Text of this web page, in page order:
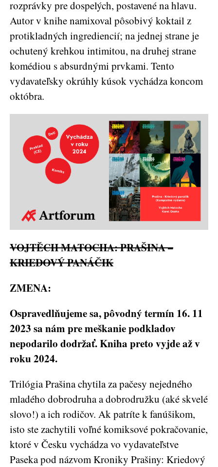
rozprávky pre dospelých, postavené na hlavu.
Autor v knihe namixoval pôsobivý koktail z
protikladných ingrediencií; na jednej strane je
ochutený krehkou intimitou, na druhej strane
komédiou s absurdnými prvkami. Tento
vydavateľsky okrúhly kúsok vychádza koncom
októbra.
VOJTĚCH MATOCHA: PRAŠINA –
KRIEDOVÝ PANÁČIK
ZMENA:
Ospravedlňujeme sa, pôvodný termín 16. 11
2023 sa nám pre meškanie podkladov
nepodarilo dodržať. Kniha preto vyjde až v
roku 2024.
Trilógia Prašina chytila za pačesy nejedného
mladého dobrodruha a dobrodružku (aké skvelé
slovo!) a ich rodičov. Ak patríte k fanúšikom,
isto ste zachytili voľné komiksové pokračovanie,
ktoré v Česku vychádza vo vydavateľstve
Paseka pod názvom Kroniky Prašiny: Kriedový